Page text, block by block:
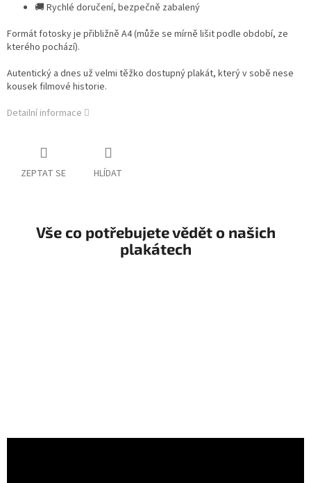
🚚 Rychlé doručení, bezpečně zabalený
Formát fotosky je přibližně A4 (může se mírně lišit podle období, ze
kterého pochází).
Autentický a dnes už velmi těžko dostupný plakát, který v sobě nese
kousek filmové historie.
Detailní informace
ZEPTAT SE HLÍDAT
Vše co potřebujete vědět o našich
plakátech